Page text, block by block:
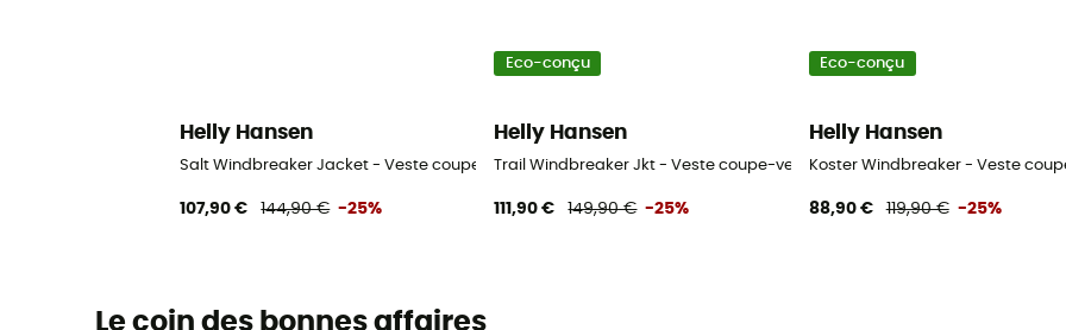
Helly Hansen
Salt Windbreaker Jacket - Veste coupe-vent homme
107,90 € 144,90 € -25%
Eco-conçu
Helly Hansen
Trail Windbreaker Jkt - Veste coupe-vent homme
111,90 € 149,90 € -25%
Eco-conçu
Helly Hansen
Koster Windbreaker - Veste
88,90 € 119,90 € -25%
Le coin des bonnes affaires